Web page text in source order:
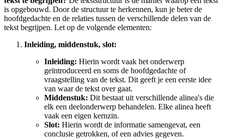
is opgebouwd. Door de structuur te herkennen, kun je beter de
hoofdgedachte en de relaties tussen de verschillende delen van de
tekst begrijpen. Let op de volgende elementen:
Inleiding, middenstuk, slot:
Inleiding: Hierin wordt vaak het onderwerp
geïntroduceerd en soms de hoofdgedachte of
vraagstelling van de tekst. Dit geeft je een eerste idee
van waar de tekst over gaat.
Middenstuk: Dit bestaat uit verschillende alinea's die
elk een deelonderwerp behandelen. Elke alinea heeft
vaak een eigen kernzin.
Slot: Hierin wordt de informatie samengevat, een
conclusie getrokken, of een advies gegeven.